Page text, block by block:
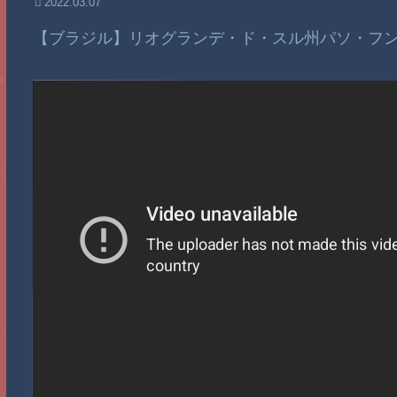
【ブラジル】リオグランデ・ド・スル州パソ・フ